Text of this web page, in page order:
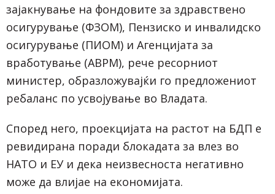
зајакнување на фондовите за здравствено
осигурување (ФЗОМ), Пензиско и инвалидско
осигурување (ПИОМ) и Агенцијата за
вработување (АВРМ), рече ресорниот
министер, образложувајќи го предложениот
ребаланс по усвојување во Владата.
Според него, проекцијата на растот на БДП е
ревидирана поради блокадата за влез во
НАТО и ЕУ и дека неизвесноста негативно
може да влијае на економијата.